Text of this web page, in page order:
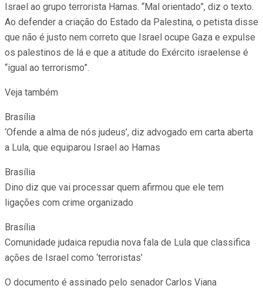
Israel ao grupo terrorista Hamas. “Mal orientado”, diz o texto.
Ao defender a criação do Estado da Palestina, o petista disse
que não é justo nem correto que Israel ocupe Gaza e expulse
os palestinos de lá e que a atitude do Exército israelense é
“igual ao terrorismo”.
Veja também
Brasília
‘Ofende a alma de nós judeus’, diz advogado em carta aberta
a Lula, que equiparou Israel ao Hamas
Brasília
Dino diz que vai processar quem afirmou que ele tem
ligações com crime organizado
Brasília
Comunidade judaica repudia nova fala de Lula que classifica
ações de Israel como ‘terroristas’
O documento é assinado pelo senador Carlos Viana